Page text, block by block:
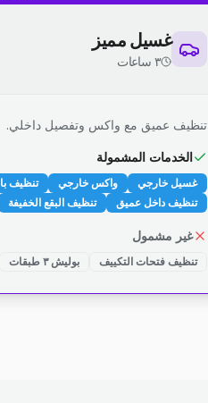
غسيل مميز
٣ ساعات
تنظيف عميق مع واكس وتفصيل داخلي.
الخدمات المشمولة
غسيل خارجي واكس خارجي تنظيف
تنظيف داخل عميق
تنظيف البقع الخفيفة
غير مشمول
تنظيف فتحات التكييف بوليش ٣ طبقات